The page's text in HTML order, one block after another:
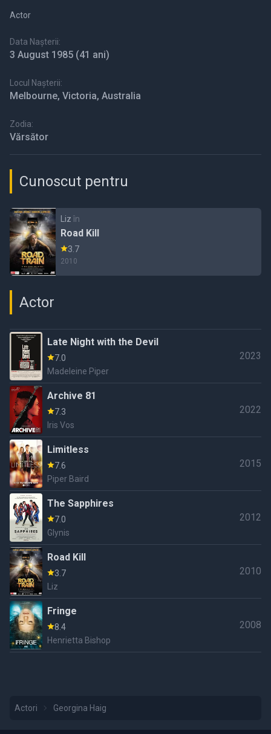
Actor
Data Nașterii:
3 August 1985 (41 ani)
Locul Nașterii:
Melbourne, Victoria, Australia
Zodia:
Vărsător
Cunoscut pentru
Liz în
Road Kill
3.7
2010
Actor
Late Night with the Devil
7.0
Madeleine Piper
2023
Archive 81
7.3
Iris Vos
2022
Limitless
7.6
Piper Baird
2015
The Sapphires
7.0
Glynis
2012
Road Kill
3.7
Liz
2010
Fringe
8.4
Henrietta Bishop
2008
Actori Georgina Haig